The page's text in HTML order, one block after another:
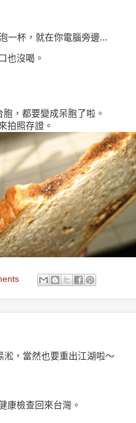
一杯，就在你電腦旁邊...
也沒喝。
，都要變成呆胞了啦。
拍照存證。
淞，當然也要重出江湖啦～
康檢查回來台灣。